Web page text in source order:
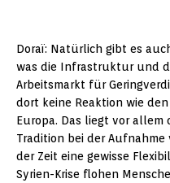
Doraï: Natürlich gibt es
was die Infrastruktur und
Arbeitsmarkt für
dort keine Reaktion wie
Europa. Das liegt vor allem
Tradition bei der
der Zeit eine gewisse
Syrien-Krise flohen